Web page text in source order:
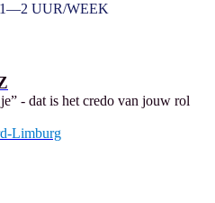
1—2 UUR/WEEK
- dat is het credo van jouw rol
Limburg